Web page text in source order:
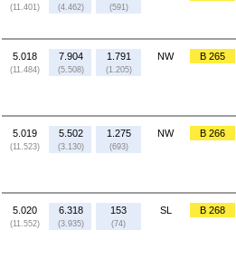
(11.401) (4.462) (591)
5.018
(11.484)
7.904
(5.508)
1.791
(1.205)
NW B 265
5.019
(11.523)
5.502
(3.130)
1.275
(693)
NW B 266
5.020
(11.552)
6.318
(3.935)
153
(74)
SL B 268